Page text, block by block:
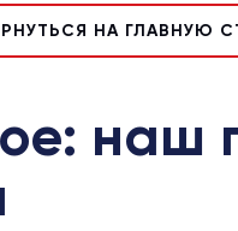
НА ГЛАВНУЮ
наш